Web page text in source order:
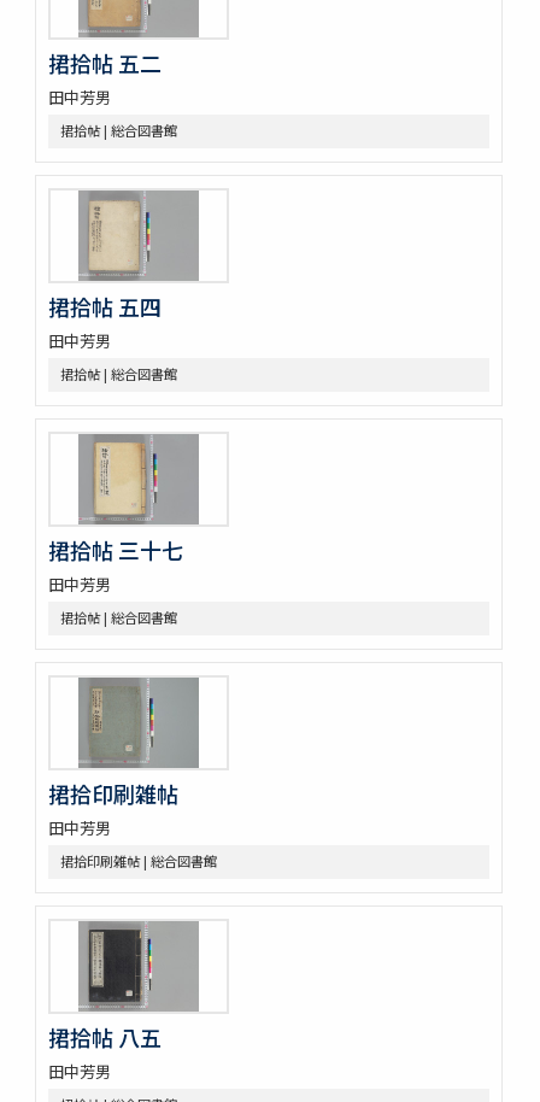
薩州産物録
搾油濫觴 1巻裏書1巻附考1巻
甘蔗記 1巻附1巻
砂糖製作記 : 砂糖の作りかたをしる
合食禁 : 同時忌物
傳演味玄集 3巻
周定王救荒本草和名選 14巻
羊歯印影圖
新定羊齒目録 1巻附羊歯目録1巻
尾張吉田雀巣庵主人遺稿草木写生図
救荒夲草記聞 14巻附救荒野譜紀聞1巻補遺1巻
艸木譜目録 2巻
南海包譜 3巻附録1巻
草木冩生啚 4巻
筑肥植物一斑 : 明治十ニ年紀行抜萃
蟲豸類 1巻付1巻
南海禽譜 6巻
鯨鰌正圖
蟲譜 11巻
砂挼子蠨蛸圖説
麞説
蘭畹摘芳 初編3巻
有用植物圖 3巻
動物訓蒙
動物學 2巻
内外博覽會ニ關スル調査資料
捃拾帖 五二
田中芳男
捃拾帖 | 総合図書館
捃拾帖 五四
田中芳男
捃拾帖 | 総合図書館
捃拾帖 三十七
田中芳男
捃拾帖 | 総合図書館
捃拾印刷雑帖
田中芳男
捃拾印刷雑帖 | 総合図書館
捃拾帖 八五
田中芳男